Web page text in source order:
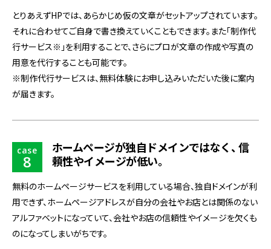
とりあえずHPでは、あらかじめ仮の文章がセットアップされています。
それに合わせてご自身で書き換えていくこともできます。また「制作代
行サービス※」を利用することで、さらにプロが文章の作成や写真の
用意を代行することも可能です。
※制作代行サービスは、無料体験にお申し込みいただいた後に案内
が届きます。
case
8
ホームページが独自ドメインではなく 、信
頼性やイメージが低い。
無料のホームページサービスを利用している場合、独自ドメインが利
用できず、ホームページアドレスが自分の会社やお店とは関係のない
アルファベットになっていて、会社やお店の信頼性やイメージを欠くも
のになってしまいがちです。